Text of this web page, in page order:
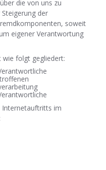
die von uns zu
der
soweit
eigener Verantwortung
wie folgt gegliedert:
Internetauftritts im